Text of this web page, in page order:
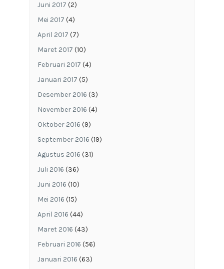
Juni 2017 (2)
Mei 2017 (4)
April 2017 (7)
Maret 2017 (10)
Februari 2017 (4)
Januari 2017 (5)
Desember 2016 (3)
November 2016 (4)
Oktober 2016 (9)
September 2016 (19)
Agustus 2016 (31)
Juli 2016 (36)
Juni 2016 (10)
Mei 2016 (15)
April 2016 (44)
Maret 2016 (43)
Februari 2016 (56)
Januari 2016 (63)